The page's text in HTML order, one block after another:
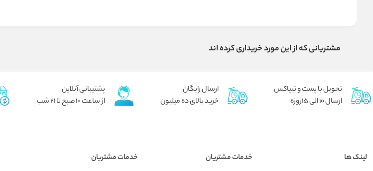
مشتریانی که از این مورد خریداری کرده اند
تحویل با پست و تیپاکس
ارسال 10 الی 15روزه
ارسال رایگان
خرید بالای ده میلیون
پشتیبانی آنلاین
از ساعت 10 صبح تا 21 شب
لینک ها خدمات مشتریان خدمات مشتریان